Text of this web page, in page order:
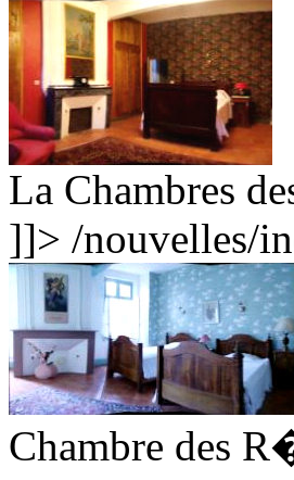
La Chambres
]]> /nouvelles/
Chambre des